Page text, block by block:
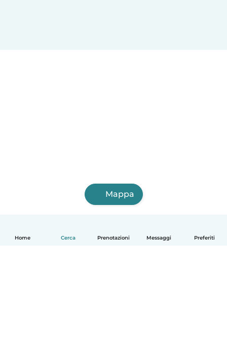
Home Cerca Prenotazioni Messaggi Preferiti
Mappa